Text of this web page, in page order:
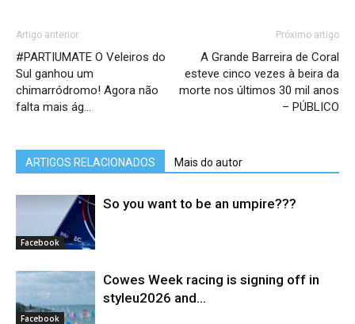
Artigo anterior
#PARTIUMATE O Veleiros do
Sul ganhou um
chimarródromo! Agora não
falta mais ág…
Próximo artigo
A Grande Barreira de Coral
esteve cinco vezes à beira da
morte nos últimos 30 mil anos
– PÚBLICO
ARTIGOS RELACIONADOS Mais do autor
Facebook
So you want to be an umpire???
Facebook
Cowes Week racing is signing off in
styleu2026 and...